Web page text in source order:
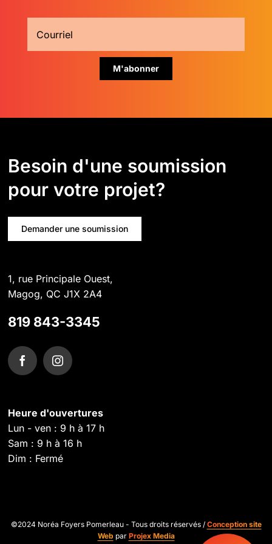
Besoin d'une soumission
pour votre projet?
Demander une soumission
1, rue Principale Ouest,
Magog, QC J1X 2A4
819 843-3345
Heure d'ouvertures
Lun - ven : 9 h à 17 h
Sam : 9 h à 16 h
Dim : Fermé
©2024 Noréa Foyers Pomerleau - Tous droits réservés / Conception site
Web par Projex Media